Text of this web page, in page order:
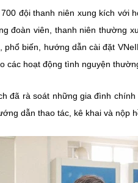
đội thanh niên xung kích với
đoàn viên, thanh niên thường
phổ biến, hướng dẫn cài đặt
các hoạt động tình nguyện
đã rà soát những gia đình
dẫn thao tác, kê khai và nộp